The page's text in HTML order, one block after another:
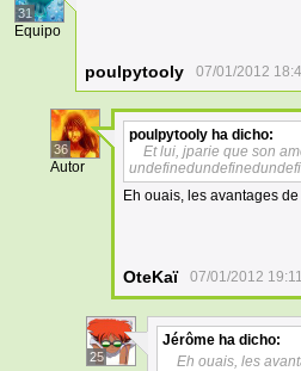
31
Equipo
poulpytooly 07/01/2012
36
Autor
poulpytooly ha dicho:
Et lui, jparie que son
Eh ouais, les avantages
OteKaï 07/01/2012
25
Jérôme ha dicho:
Eh ouais, les